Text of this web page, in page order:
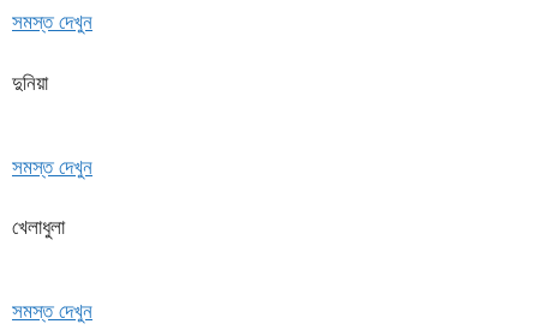
সমস্ত দেখুন
দুনিয়া
সমস্ত দেখুন
খেলাধুলা
সমস্ত দেখুন